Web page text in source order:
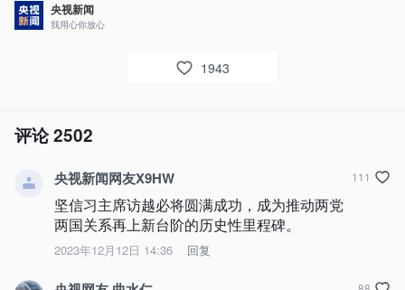
央视新闻
我用心你放心
1943
评论2502
央视新闻网友X9HW
坚信习主席访越必将圆满成功，成为推动两党
两国关系再上新台阶的历史性里程碑。
2023年12月12日 14:36 回复
111